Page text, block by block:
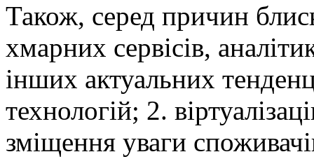
Також, серед причин
хмарних сервісів,
інших актуальних
технологій; 2.
зміщення уваги